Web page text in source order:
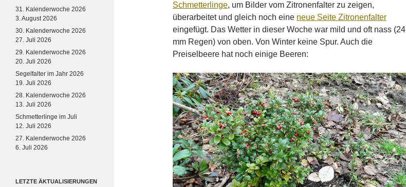
Schmetterlinge, um Bilder vom Zitronenfalter zu zeigen,
überarbeitet und gleich noch eine neue Seite Zitronenfalter
eingefügt. Das Wetter in dieser Woche war mild und oft nass (24
mm Regen) von oben. Von Winter keine Spur. Auch die
Preiselbeere hat noch einige Beeren:
31. Kalenderwoche 2026
3. August 2026
30. Kalenderwoche 2026
27. Juli 2026
29. Kalenderwoche 2026
20. Juli 2026
Segelfalter im Jahr 2026
19. Juli 2026
28. Kalenderwoche 2026
13. Juli 2026
Schmetterlinge im Juli
12. Juli 2026
27. Kalenderwoche 2026
6. Juli 2026
LETZTE ÄKTUALISIERUNGEN